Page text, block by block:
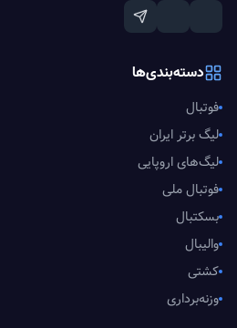
دسته‌بندی‌ها
فوتبال
لیگ برتر ایران
لیگ‌های اروپایی
فوتبال ملی
بسکتبال
والیبال
کشتی
وزنه‌برداری